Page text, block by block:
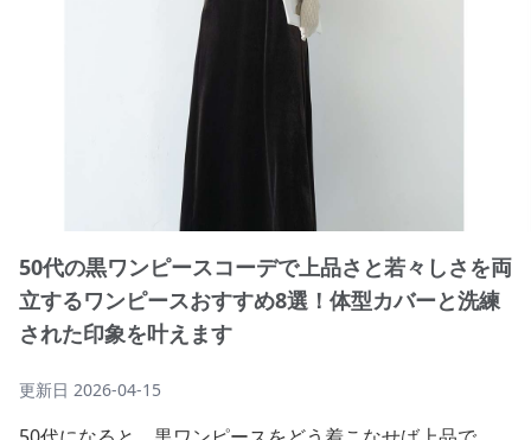
50代の黒ワンピースコーデで上品さと若々しさを両
立するワンピースおすすめ8選！体型カバーと洗練
された印象を叶えます
更新日 2026-04-15